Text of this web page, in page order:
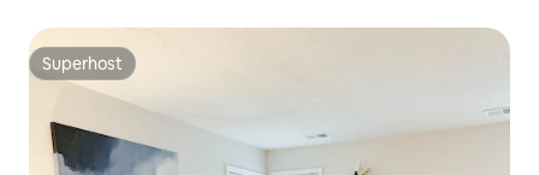
Superhost
Superhost